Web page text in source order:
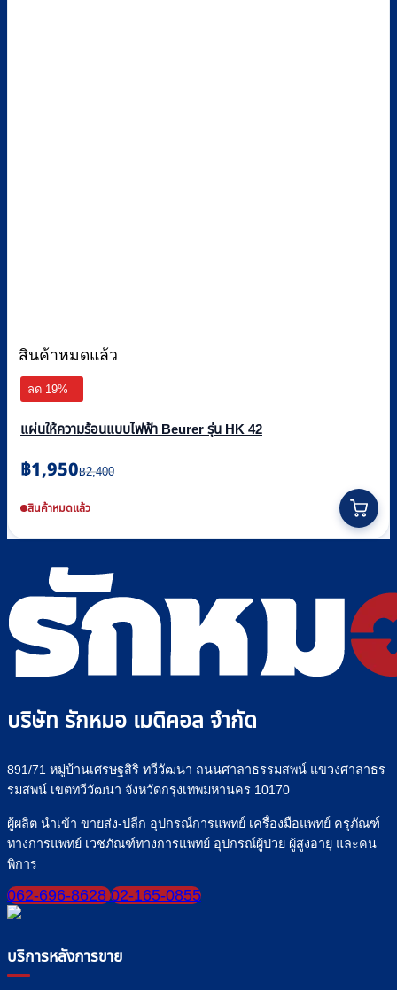
สินค้าหมดแล้ว
ลด 19%
แผ่นให้ความร้อนแบบไฟฟ้า Beurer รุ่น HK 42
฿2,400
Original
price
was:
฿1,950
Current
price
is:สินค้าหมดแล้ว
บริษัท รักหมอ เมดิคอล จำกัด
891/71 หมู่บ้านเศรษฐสิริ ทวีวัฒนา ถนนศาลาธรรมสพน์ แขวงศาลาธร
รมสพน์ เขตทวีวัฒนา จังหวัดกรุงเทพมหานคร 10170
ผู้ผลิต นำเข้า ขายส่ง-ปลีก อุปกรณ์การแพทย์ เครื่องมือแพทย์ ครุภัณฑ์
ทางการแพทย์ เวชภัณฑ์ทางการแพทย์ อุปกรณ์ผู้ป่วย ผู้สูงอายุ และคน
พิการ
062-696-8628 02-165-0855
บริการหลังการขาย